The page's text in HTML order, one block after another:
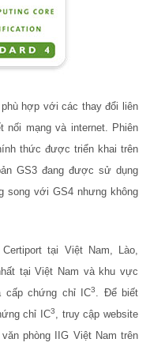
hợp với các thay đổi liên
nối mạng và internet. Phiên
thức được triển khai trên
GS3 đang được sử dụng
song với GS4 nhưng không
tại Việt Nam, Lào,
tại Việt Nam và khu vực
cấp chứng chỉ IC3. Để biết
chỉ IC3, truy cập website
phòng IIG Việt Nam trên